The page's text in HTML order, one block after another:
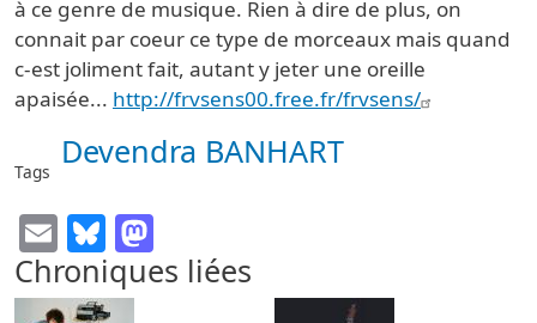
à ce genre de musique. Rien à dire de plus, on
connait par coeur ce type de morceaux mais quand
c-est joliment fait, autant y jeter une oreille
apaisée... http://frvsens00.free.fr/frvsens/
Tags
Devendra BANHART
EmailBluesky
Chroniques liées